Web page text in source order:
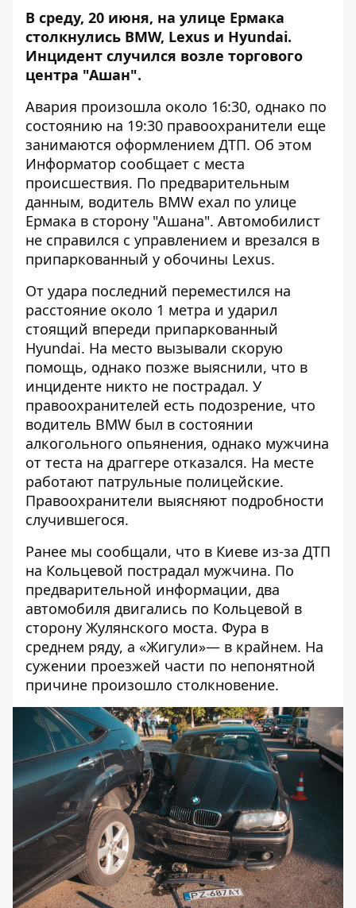
В среду, 20 июня, на улице Ермака
столкнулись BMW, Lexus и Hyundai.
Инцидент случился возле торгового
центра "Ашан".
Авария произошла около 16:30, однако по
состоянию на 19:30 правоохранители еще
занимаются оформлением ДТП. Об этом
Информатор сообщает с места
происшествия. По предварительным
данным, водитель BMW ехал по улице
Ермака в сторону "Ашана". Автомобилист
не справился с управлением и врезался в
припаркованный у обочины Lexus.
От удара последний переместился на
расстояние около 1 метра и ударил
стоящий впереди припаркованный
Hyundai. На место вызывали скорую
помощь, однако позже выяснили, что в
инциденте никто не пострадал. У
правоохранителей есть подозрение, что
водитель BMW был в состоянии
алкогольного опьянения, однако мужчина
от теста на драггере отказался. На месте
работают патрульные полицейские.
Правоохранители выясняют подробности
случившегося.
Ранее мы сообщали, что в Киеве из-за ДТП
на Кольцевой пострадал мужчина. По
предварительной информации, два
автомобиля двигались по Кольцевой в
сторону Жулянского моста. Фура в
среднем ряду, а «Жигули»— в крайнем. На
сужении проезжей части по непонятной
причине произошло столкновение.